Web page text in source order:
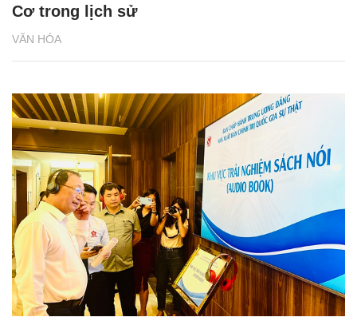
VĂN HÓA
Cơ trong lịch sử